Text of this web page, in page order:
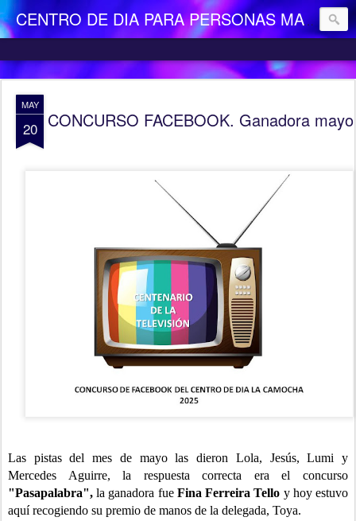
CENTRO DE DIA PARA PERSONAS MAYORES DEPENDIENTES "LA CAMOCHA"
MAY
20 CONCURSO FACEBOOK. Ganadora mayo
Las pistas del mes de mayo las dieron Lola, Jesús, Lumi y
Mercedes Aguirre, la respuesta correcta era el concurso
"Pasapalabra", la ganadora fue Fina Ferreira Tello y hoy estuvo
aquí recogiendo su premio de manos de la delegada, Toya.